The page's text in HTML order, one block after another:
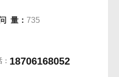
量： 735
18706168052